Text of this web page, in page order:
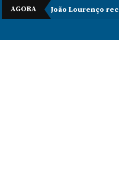
AGORA João Lourenço